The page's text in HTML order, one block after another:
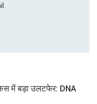
में बड़ा उलटफेर: DNA